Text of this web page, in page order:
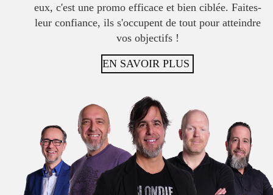
eux, c'est une promo efficace et bien ciblée. Faites-
leur confiance, ils s'occupent de tout pour atteindre
vos objectifs !
EN SAVOIR PLUS